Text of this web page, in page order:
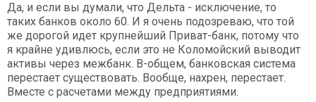
Да, и если вы думали, что Дельта - исключение, то
таких банков около 60. И я очень подозреваю, что той
же дорогой идет крупнейший Приват-банк, потому что
я крайне удивлюсь, если это не Коломойский выводит
активы через межбанк. В-общем, банковская система
перестает существовать. Вообще, нахрен, перестает.
Вместе с расчетами между предприятиями.